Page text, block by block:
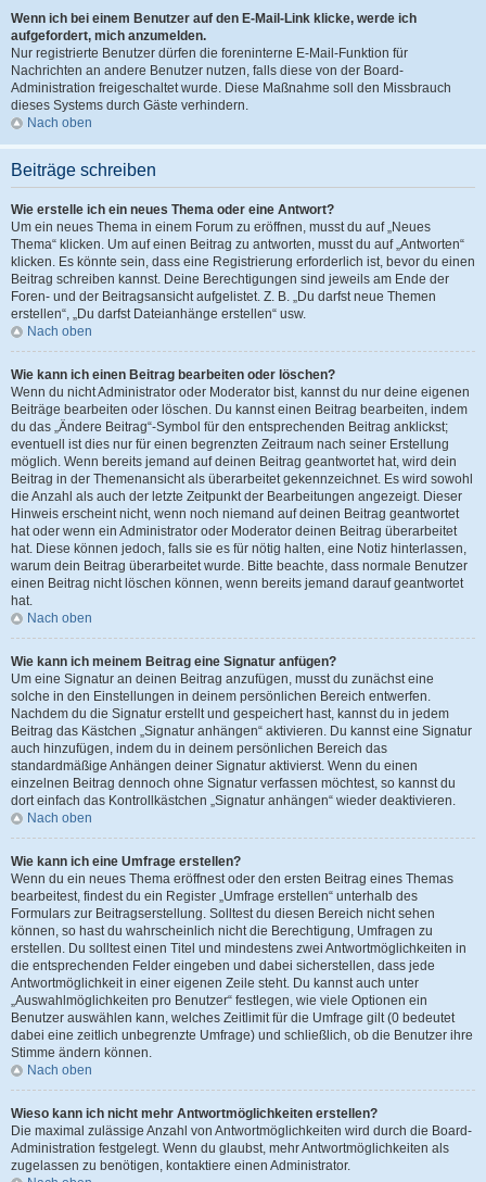
Wenn ich bei einem Benutzer auf den E-Mail-Link klicke, werde ich
aufgefordert, mich anzumelden.
Nur registrierte Benutzer dürfen die foreninterne E-Mail-Funktion für
Nachrichten an andere Benutzer nutzen, falls diese von der Board-
Administration freigeschaltet wurde. Diese Maßnahme soll den Missbrauch
dieses Systems durch Gäste verhindern.
Nach oben
Beiträge schreiben
Wie erstelle ich ein neues Thema oder eine Antwort?
Um ein neues Thema in einem Forum zu eröffnen, musst du auf „Neues
Thema“ klicken. Um auf einen Beitrag zu antworten, musst du auf „Antworten“
klicken. Es könnte sein, dass eine Registrierung erforderlich ist, bevor du einen
Beitrag schreiben kannst. Deine Berechtigungen sind jeweils am Ende der
Foren- und der Beitragsansicht aufgelistet. Z. B. „Du darfst neue Themen
erstellen“, „Du darfst Dateianhänge erstellen“ usw.
Nach oben
Wie kann ich einen Beitrag bearbeiten oder löschen?
Wenn du nicht Administrator oder Moderator bist, kannst du nur deine eigenen
Beiträge bearbeiten oder löschen. Du kannst einen Beitrag bearbeiten, indem
du das „Ändere Beitrag“-Symbol für den entsprechenden Beitrag anklickst;
eventuell ist dies nur für einen begrenzten Zeitraum nach seiner Erstellung
möglich. Wenn bereits jemand auf deinen Beitrag geantwortet hat, wird dein
Beitrag in der Themenansicht als überarbeitet gekennzeichnet. Es wird sowohl
die Anzahl als auch der letzte Zeitpunkt der Bearbeitungen angezeigt. Dieser
Hinweis erscheint nicht, wenn noch niemand auf deinen Beitrag geantwortet
hat oder wenn ein Administrator oder Moderator deinen Beitrag überarbeitet
hat. Diese können jedoch, falls sie es für nötig halten, eine Notiz hinterlassen,
warum dein Beitrag überarbeitet wurde. Bitte beachte, dass normale Benutzer
einen Beitrag nicht löschen können, wenn bereits jemand darauf geantwortet
hat.
Nach oben
Wie kann ich meinem Beitrag eine Signatur anfügen?
Um eine Signatur an deinen Beitrag anzufügen, musst du zunächst eine
solche in den Einstellungen in deinem persönlichen Bereich entwerfen.
Nachdem du die Signatur erstellt und gespeichert hast, kannst du in jedem
Beitrag das Kästchen „Signatur anhängen“ aktivieren. Du kannst eine Signatur
auch hinzufügen, indem du in deinem persönlichen Bereich das
standardmäßige Anhängen deiner Signatur aktivierst. Wenn du einen
einzelnen Beitrag dennoch ohne Signatur verfassen möchtest, so kannst du
dort einfach das Kontrollkästchen „Signatur anhängen“ wieder deaktivieren.
Nach oben
Wie kann ich eine Umfrage erstellen?
Wenn du ein neues Thema eröffnest oder den ersten Beitrag eines Themas
bearbeitest, findest du ein Register „Umfrage erstellen“ unterhalb des
Formulars zur Beitragserstellung. Solltest du diesen Bereich nicht sehen
können, so hast du wahrscheinlich nicht die Berechtigung, Umfragen zu
erstellen. Du solltest einen Titel und mindestens zwei Antwortmöglichkeiten in
die entsprechenden Felder eingeben und dabei sicherstellen, dass jede
Antwortmöglichkeit in einer eigenen Zeile steht. Du kannst auch unter
„Auswahlmöglichkeiten pro Benutzer“ festlegen, wie viele Optionen ein
Benutzer auswählen kann, welches Zeitlimit für die Umfrage gilt (0 bedeutet
dabei eine zeitlich unbegrenzte Umfrage) und schließlich, ob die Benutzer ihre
Stimme ändern können.
Nach oben
Wieso kann ich nicht mehr Antwortmöglichkeiten erstellen?
Die maximal zulässige Anzahl von Antwortmöglichkeiten wird durch die Board-
Administration festgelegt. Wenn du glaubst, mehr Antwortmöglichkeiten als
zugelassen zu benötigen, kontaktiere einen Administrator.